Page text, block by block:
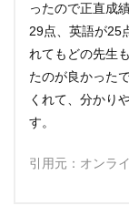
ったので正直成
29点、英語が25
れてもどの先生
たのが良かった
くれて、分かり
す。
引用元：オンラ